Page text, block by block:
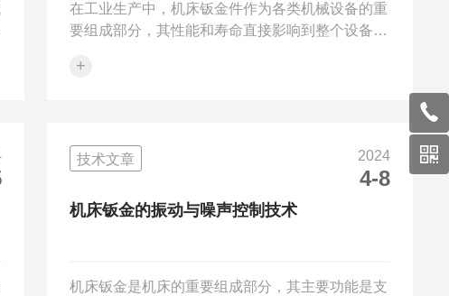
在工业生产中，机床钣金件作为各类机械设备的重
要组成部分，其性能和寿命直接影响到整个设备的
作用下，机床钣金件可能会出现疲劳破坏现象，因
制造过程以及实际工作条件等因素。通过理论模型
结合实验数据，如应力-应变曲线、S-N曲线等进行
定量评估。其中，有限元分析(FEA)是目前广泛应
+
技术文章 2024
4-8
机床钣金的振动与噪声控制技术
机床钣金是机床的重要组成部分，其主要功能是支